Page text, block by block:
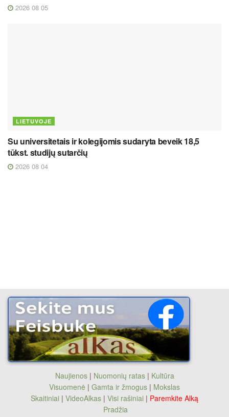
2026 08 05
LIETUVOJE
Su universitetais ir kolegijomis sudaryta beveik 18,5
tūkst. studijų sutarčių
2026 08 04
Naujienos| Nuomonių ratas| Kultūra
Visuomenė | Gamta ir žmogus | Mokslas
Skaitiniai | VideoAlkas | Visi rašiniai | Paremkite Alką
Pradžia